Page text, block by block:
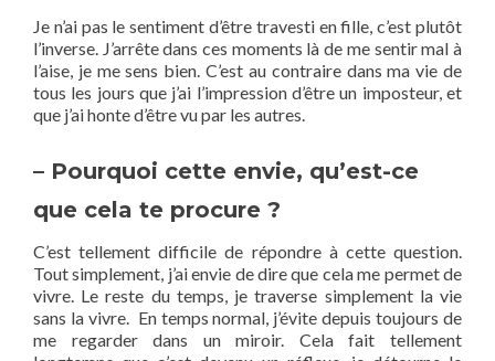
Je n’ai pas le sentiment d’être travesti en fille, c’est plutôt
l’inverse. J’arrête dans ces moments là de me sentir mal à
l’aise, je me sens bien. C’est au contraire dans ma vie de
tous les jours que j’ai l’impression d’être un imposteur, et
que j’ai honte d’être vu par les autres.
– Pourquoi cette envie, qu’est-ce
que cela te procure ?
C’est tellement difficile de répondre à cette question.
Tout simplement, j’ai envie de dire que cela me permet de
vivre. Le reste du temps, je traverse simplement la vie
sans la vivre. En temps normal, j’évite depuis toujours de
me regarder dans un miroir. Cela fait tellement